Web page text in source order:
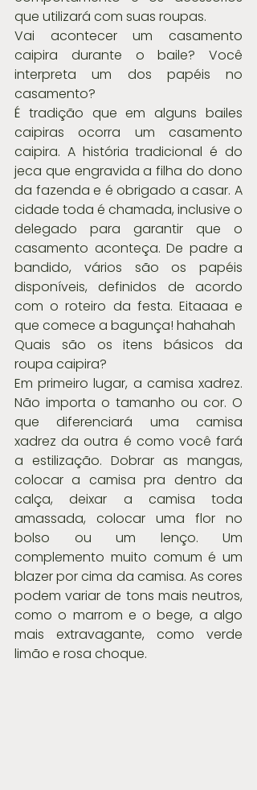
que utilizará com suas roupas.
Vai acontecer um casamento
caipira durante o baile? Você
interpreta um dos papéis no
casamento?
É tradição que em alguns bailes
caipiras ocorra um casamento
caipira. A história tradicional é do
jeca que engravida a filha do dono
da fazenda e é obrigado a casar. A
cidade toda é chamada, inclusive o
delegado para garantir que o
casamento aconteça. De padre a
bandido, vários são os papéis
disponíveis, definidos de acordo
com o roteiro da festa. Eitaaaa e
que comece a bagunça! hahahah
Quais são os itens básicos da
roupa caipira?
Em primeiro lugar, a camisa xadrez.
Não importa o tamanho ou cor. O
que diferenciará uma camisa
xadrez da outra é como você fará
a estilização. Dobrar as mangas,
colocar a camisa pra dentro da
calça, deixar a camisa toda
amassada, colocar uma flor no
bolso ou um lenço. Um
complemento muito comum é um
blazer por cima da camisa. As cores
podem variar de tons mais neutros,
como o marrom e o bege, a algo
mais extravagante, como verde
limão e rosa choque.